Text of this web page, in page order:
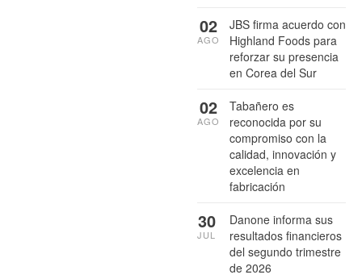
JBS firma acuerdo con
Highland Foods para
reforzar su presencia
en Corea del Sur
02
AGO
Tabañero es
reconocida por su
compromiso con la
calidad, innovación y
excelencia en
fabricación
02
AGO
Danone informa sus
resultados financieros
del segundo trimestre
de 2026
30
JUL